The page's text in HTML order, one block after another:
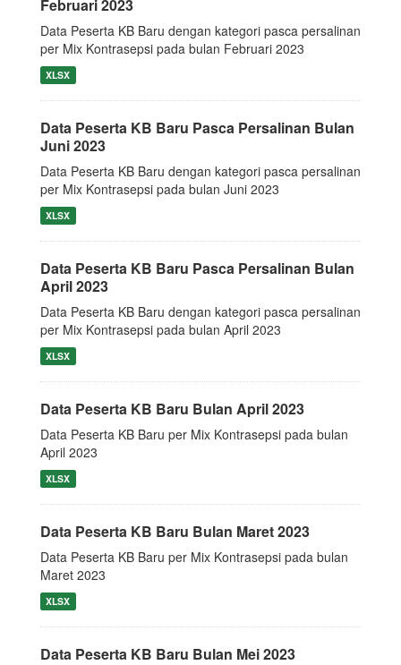
Februari 2023
Data Peserta KB Baru dengan kategori pasca persalinan
per Mix Kontrasepsi pada bulan Februari 2023
XLSX
Data Peserta KB Baru Pasca Persalinan Bulan
Juni 2023
Data Peserta KB Baru dengan kategori pasca persalinan
per Mix Kontrasepsi pada bulan Juni 2023
XLSX
Data Peserta KB Baru Pasca Persalinan Bulan
April 2023
Data Peserta KB Baru dengan kategori pasca persalinan
per Mix Kontrasepsi pada bulan April 2023
XLSX
Data Peserta KB Baru Bulan April 2023
Data Peserta KB Baru per Mix Kontrasepsi pada bulan
April 2023
XLSX
Data Peserta KB Baru Bulan Maret 2023
Data Peserta KB Baru per Mix Kontrasepsi pada bulan
Maret 2023
XLSX
Data Peserta KB Baru Bulan Mei 2023